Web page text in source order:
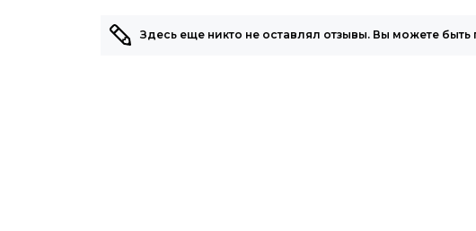
Здесь еще никто не оставлял отзывы. Вы можете быть